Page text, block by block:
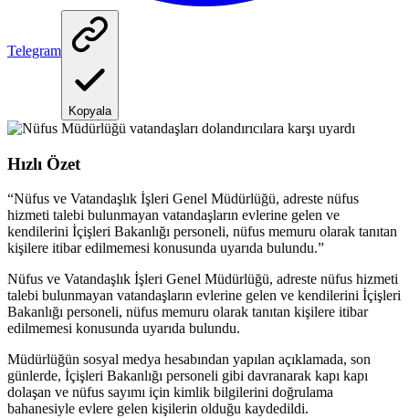
Telegram
Kopyala
Hızlı Özet
“Nüfus ve Vatandaşlık İşleri Genel Müdürlüğü, adreste nüfus
hizmeti talebi bulunmayan vatandaşların evlerine gelen ve
kendilerini İçişleri Bakanlığı personeli, nüfus memuru olarak tanıtan
kişilere itibar edilmemesi konusunda uyarıda bulundu.”
Nüfus ve Vatandaşlık İşleri Genel Müdürlüğü, adreste nüfus hizmeti
talebi bulunmayan vatandaşların evlerine gelen ve kendilerini İçişleri
Bakanlığı personeli, nüfus memuru olarak tanıtan kişilere itibar
edilmemesi konusunda uyarıda bulundu.
Müdürlüğün sosyal medya hesabından yapılan açıklamada, son
günlerde, İçişleri Bakanlığı personeli gibi davranarak kapı kapı
dolaşan ve nüfus sayımı için kimlik bilgilerini doğrulama
bahanesiyle evlere gelen kişilerin olduğu kaydedildi.